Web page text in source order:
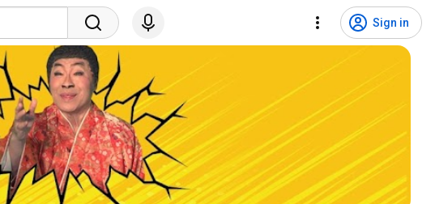
Sign in